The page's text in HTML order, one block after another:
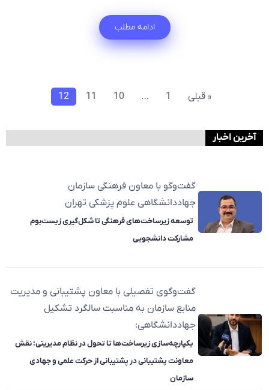
ادامه مطلب
« قبلی 1
…
10
11
12
آخرین اخبار
گفت‌وگو با معاون فرهنگی سازمان
جهاددانشگاهی علوم پزشکی تهران
توسعه زیرساخت‌های فرهنگی تا شکل‌گیری زیست‌بوم
مشارکت دانشجویی
گفت‌وگوی تفصیلی با معاون پشتیبانی و مدیریت
منابع سازمان به مناسبت سالگرد تشکیل
جهاددانشگاهی:
یکپارچه‌سازی زیرساخت‌ها تا تحول در نظام مدیریتی؛ نقش
معاونت پشتیبانی در پشتیبانی از حرکت علمی و جهادی
سازمان